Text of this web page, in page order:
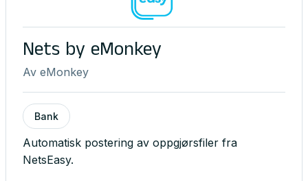
Nets by eMonkey
Av eMonkey
Bank
Automatisk postering av oppgjørsfiler fra
NetsEasy.